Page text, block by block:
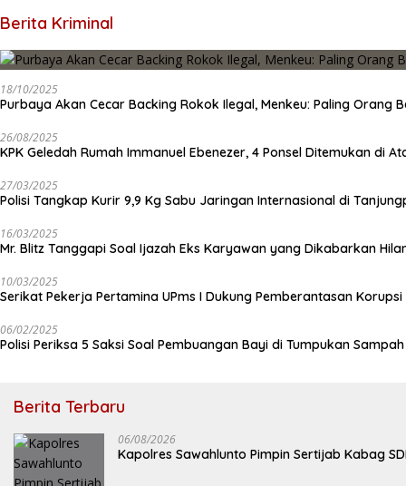
Berita Kriminal
18/10/2025
Purbaya Akan Cecar Backing Rokok Ilegal, Menkeu: Paling Orang
26/08/2025
KPK Geledah Rumah Immanuel Ebenezer, 4 Ponsel Ditemukan di
27/03/2025
Polisi Tangkap Kurir 9,9 Kg Sabu Jaringan Internasional di
16/03/2025
Mr. Blitz Tanggapi Soal Ijazah Eks Karyawan yang Dikabarkan
10/03/2025
Serikat Pekerja Pertamina UPms I Dukung Pemberantasan
06/02/2025
Polisi Periksa 5 Saksi Soal Pembuangan Bayi di Tumpukan
Berita Terbaru
06/08/2026
Kapolres Sawahlunto Pimpin Sertijab Kabag